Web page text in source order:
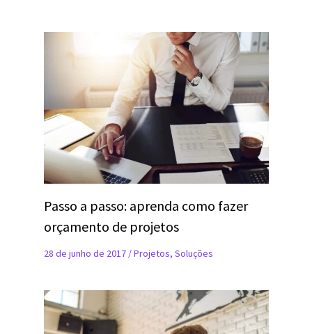
Passo a passo: aprenda como fazer
orçamento de projetos
28 de junho de 2017 /Projetos, Soluções